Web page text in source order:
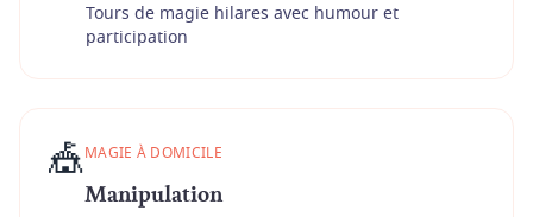
Tours de magie hilares avec humour et
participation
🎪MAGIE À DOMICILE
Manipulation